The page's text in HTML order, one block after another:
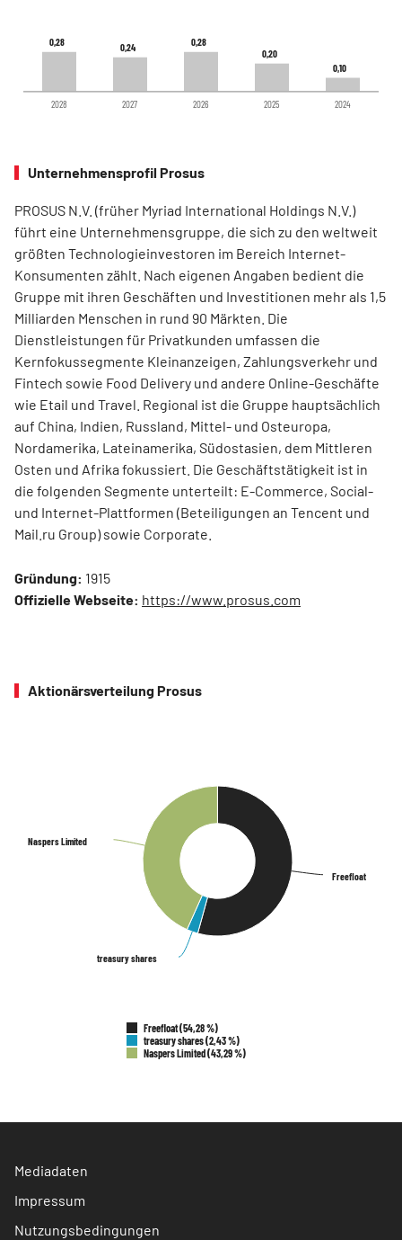
0,28
0,28 0,24
0,24 0,28
0,28
0,20
0,20
0,10
0,10
2028 2027 2026 2025 2024
Unternehmensprofil Prosus
PROSUS N.V. (früher Myriad International Holdings N.V.)
führt eine Unternehmensgruppe, die sich zu den weltweit
größten Technologieinvestoren im Bereich Internet-
Konsumenten zählt. Nach eigenen Angaben bedient die
Gruppe mit ihren Geschäften und Investitionen mehr als 1,5
Milliarden Menschen in rund 90 Märkten. Die
Dienstleistungen für Privatkunden umfassen die
Kernfokussegmente Kleinanzeigen, Zahlungsverkehr und
Fintech sowie Food Delivery und andere Online-Geschäfte
wie Etail und Travel. Regional ist die Gruppe hauptsächlich
auf China, Indien, Russland, Mittel- und Osteuropa,
Nordamerika, Lateinamerika, Südostasien, dem Mittleren
Osten und Afrika fokussiert. Die Geschäftstätigkeit ist in
die folgenden Segmente unterteilt: E-Commerce, Social-
und Internet-Plattformen (Beteiligungen an Tencent und
Mail.ru Group) sowie Corporate.
Gründung: 1915
Offizielle Webseite: https://www.prosus.com
Aktionärsverteilung Prosus
Freefloat
Freefloat
treasury shares
treasury shares
Naspers Limited
Naspers Limited
Freefloat (54,28 %)
treasury shares (2,43 %)
Naspers Limited (43,29 %)
Mediadaten
Impressum
Nutzungsbedingungen